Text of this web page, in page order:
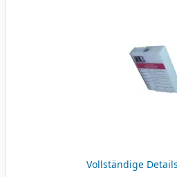
Vollständige